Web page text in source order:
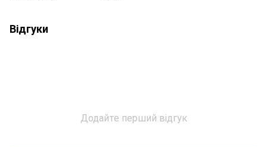
Відгуки
Додайте перший відгук